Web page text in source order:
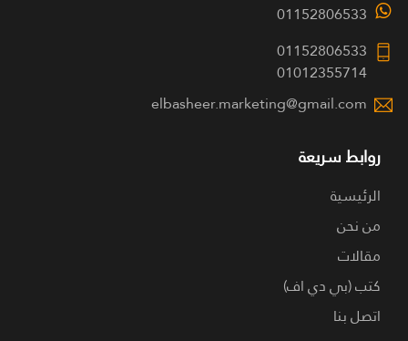
01152806533
01152806533
01012355714
elbasheer.marketing@gmail.com
روابط سريعة
الرئيسية
من نحن
مقالات
كتب (بي دي اف)
اتصل بنا